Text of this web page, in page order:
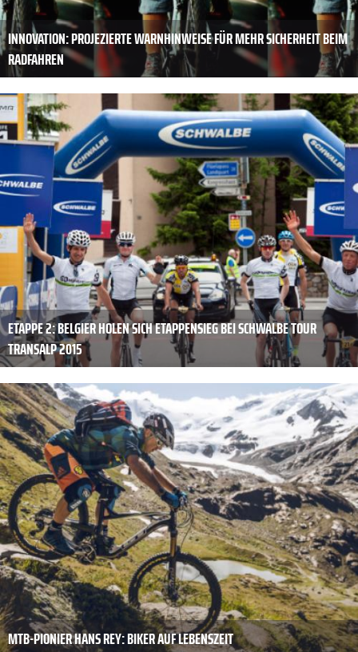
INNOVATION: PROJEZIERTE WARNHINWEISE FÜR MEHR SICHERHEIT BEIM
RADFAHREN
ETAPPE 2: BELGIER HOLEN SICH ETAPPENSIEG BEI SCHWALBE TOUR
TRANSALP 2015
MTB-PIONIER HANS REY: BIKER AUF LEBENSZEIT